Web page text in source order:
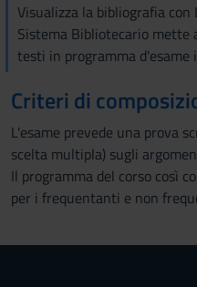
Visualizza la bibliografia
Sistema Bibliotecario mette
testi in programma d'esame
Criteri di
L'esame prevede una prova
scelta multipla) sugli
Il programma del corso così
per i frequentanti e non